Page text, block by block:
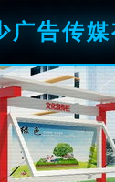
广告传媒